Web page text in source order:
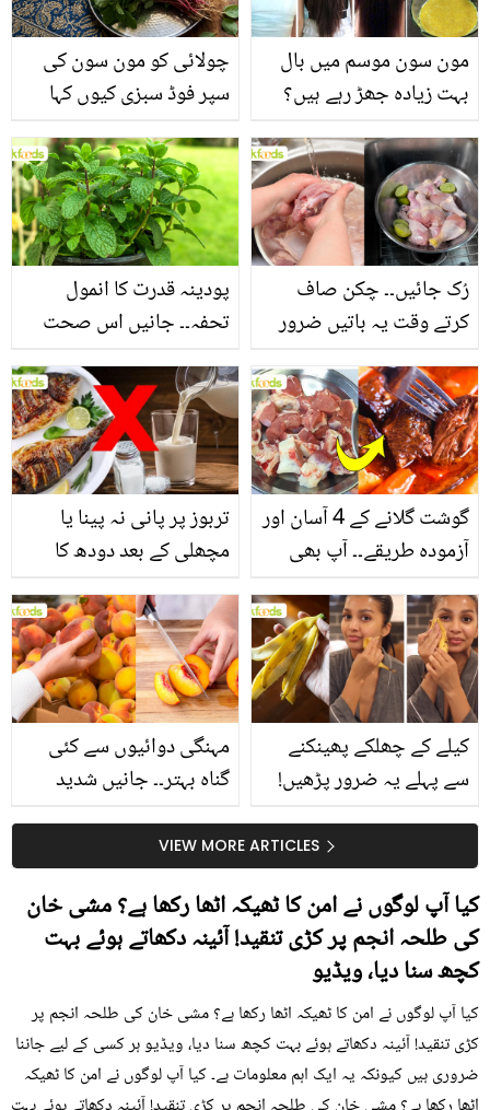
چولائی کو مون سون کی
سپر فوڈ سبزی کیوں کہا
منرلز اور اینٹی آکسیڈنٹس
سے بھرپور اس سبزی کے
فائدے
مون سون موسم میں بال
بہت زیادہ جھڑ رہے ہیں؟
بنانے کے چند قدرتی طریقے
پودینہ قدرت کا انمول
تحفہ۔۔ جانیں اس صحت
انگیز طبی فوائد
رُک جائیں۔۔ چکن صاف
کرتے وقت یہ باتیں ضرور
تربوز پر پانی نہ پینا یا
مچھلی کے بعد دودھ کا
سے متعلق غلط فہمیوں کی
حقیقت کیا ہے اور افواہ
کیا؟
گوشت گلانے کے 4 آسان اور
آزمودہ طریقے۔۔ آپ بھی
بتائے راز
مہنگی دوائیوں سے کئی
گناہ بہتر۔۔ جانیں شدید
کیوں کھانا چاہیے؟
کیلے کے چھلکے پھینکنے
سے پہلے یہ ضرور پڑھیں!
سستا اور قدرتی حلVIEW MORE ARTICLES
کیا آپ لوگوں نے امن کا ٹھیکہ اٹھا رکھا ہے؟ مشی خان
کی طلحہ انجم پر کڑی تنقید! آئینہ دکھاتے ہوئے بہت
کچھ سنا دیا، ویڈیو
کیا آپ لوگوں نے امن کا ٹھیکہ اٹھا رکھا ہے؟ مشی خان کی طلحہ انجم پر
کڑی تنقید! آئینہ دکھاتے ہوئے بہت کچھ سنا دیا، ویڈیو ہر کسی کے لیے جاننا
ضروری ہیں کیونکہ یہ ایک اہم معلومات ہے۔ کیا آپ لوگوں نے امن کا ٹھیکہ